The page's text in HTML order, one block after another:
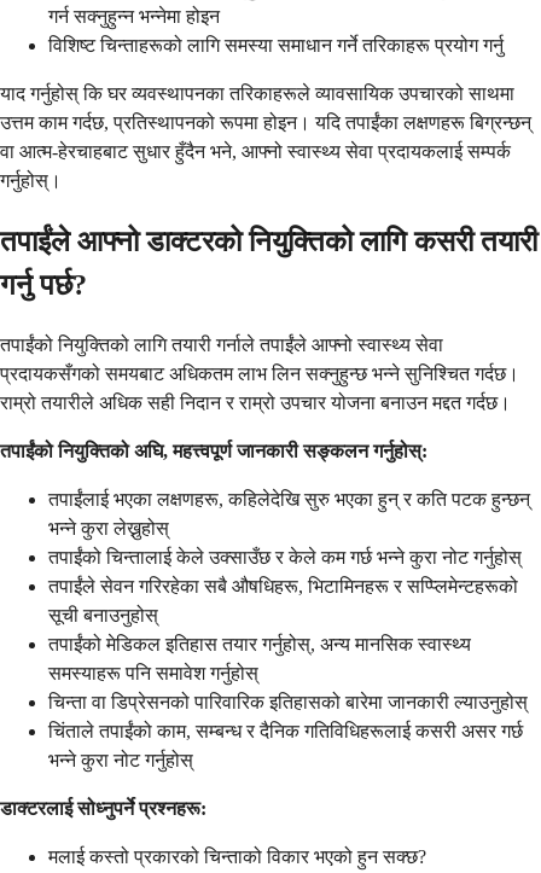
गर्न सक्नुहुन्न भन्नेमा होइन
विशिष्ट चिन्ताहरूको लागि समस्या समाधान गर्ने तरिकाहरू प्रयोग गर्नु
याद गर्नुहोस् कि घर व्यवस्थापनका तरिकाहरूले व्यावसायिक उपचारको साथमा
उत्तम काम गर्दछ, प्रतिस्थापनको रूपमा होइन। यदि तपाईंका लक्षणहरू बिग्रन्छन्
वा आत्म-हेरचाहबाट सुधार हुँदैन भने, आफ्नो स्वास्थ्य सेवा प्रदायकलाई सम्पर्क
गर्नुहोस्।
तपाईंले आफ्नो डाक्टरको नियुक्तिको लागि कसरी तयारी
गर्नु पर्छ?
तपाईंको नियुक्तिको लागि तयारी गर्नाले तपाईंले आफ्नो स्वास्थ्य सेवा
प्रदायकसँगको समयबाट अधिकतम लाभ लिन सक्नुहुन्छ भन्ने सुनिश्चित गर्दछ।
राम्रो तयारीले अधिक सही निदान र राम्रो उपचार योजना बनाउन मद्दत गर्दछ।
तपाईंको नियुक्तिको अघि, महत्त्वपूर्ण जानकारी सङ्कलन गर्नुहोस्:
तपाईंलाई भएका लक्षणहरू, कहिलेदेखि सुरु भएका हुन् र कति पटक हुन्छन्
भन्ने कुरा लेख्नुहोस्
तपाईंको चिन्तालाई केले उक्साउँछ र केले कम गर्छ भन्ने कुरा नोट गर्नुहोस्
तपाईंले सेवन गरिरहेका सबै औषधिहरू, भिटामिनहरू र सप्प्लिमेन्टहरूको
सूची बनाउनुहोस्
तपाईंको मेडिकल इतिहास तयार गर्नुहोस्, अन्य मानसिक स्वास्थ्य
समस्याहरू पनि समावेश गर्नुहोस्
चिन्ता वा डिप्रेसनको पारिवारिक इतिहासको बारेमा जानकारी ल्याउनुहोस्
चिंताले तपाईंको काम, सम्बन्ध र दैनिक गतिविधिहरूलाई कसरी असर गर्छ
भन्ने कुरा नोट गर्नुहोस्
डाक्टरलाई सोध्नुपर्ने प्रश्नहरू:
मलाई कस्तो प्रकारको चिन्ताको विकार भएको हुन सक्छ?